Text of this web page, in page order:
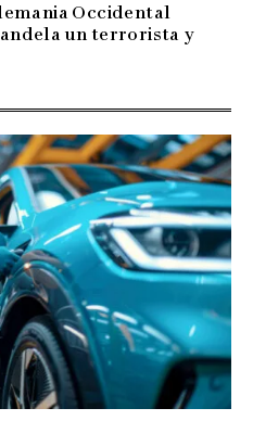
Occidental
un terrorista y